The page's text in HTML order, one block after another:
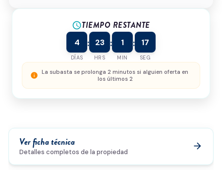
¿Cómo podemos ayudarte?
0/500
política de privacidady el
datos*
scheduleTIEMPO RESTANTE
4
DÍAS
: 23
HRS
: 1
MIN
: 17
SEG
info La subasta se prolonga 2 minutos si alguien oferta en
los últimos 2
Ver ficha técnica
Detalles completos de la propiedad
arrow_forward